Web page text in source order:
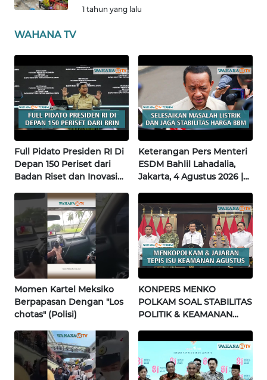
1 tahun yang lalu
WAHANA TV
Full Pidato Presiden RI Di
Depan 150 Periset dari
Badan Riset dan Inovasi
Keterangan Pers Menteri
ESDM Bahlil Lahadalia,
Jakarta, 4 Agustus 2026 |
Momen Kartel Meksiko
Berpapasan Dengan "Los
chotas" (Polisi)
KONPERS MENKO
POLKAM SOAL STABILITAS
POLITIK & KEAMANAN
Terkini
NTB
WN
SULTENG
WN
SULBAR
WN
BABEL
WN
SUMBAR
WN
SUMSEL
WN
BENGKULU
WN
LAMPUNG
WN